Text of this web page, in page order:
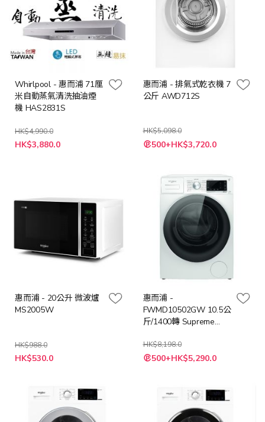
Whirlpool - 惠而浦 71厘
米自動蒸氣清洗抽油煙
機 HAS2831S
HK$4,990.0
特
殊
HK$3,880.0
惠而浦 - 排氣式乾衣機 7
公斤 AWD712S
HK$5,098.0
特
殊 500+HK$3,720.0
惠而浦 - 20公升 微波爐
MS2005W
HK$988.0
特
殊
HK$530.0
惠而浦 -
FWMD10502GW 10.5公
斤/1400轉 Supreme
HK$8,198.0
特
殊 500+HK$5,290.0